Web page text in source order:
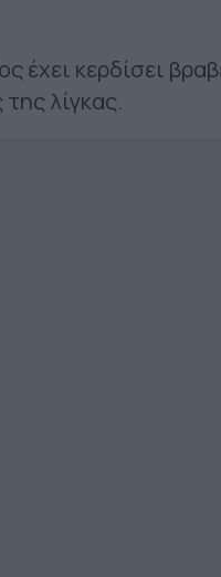
έχει κερδίσει
λίγκας.